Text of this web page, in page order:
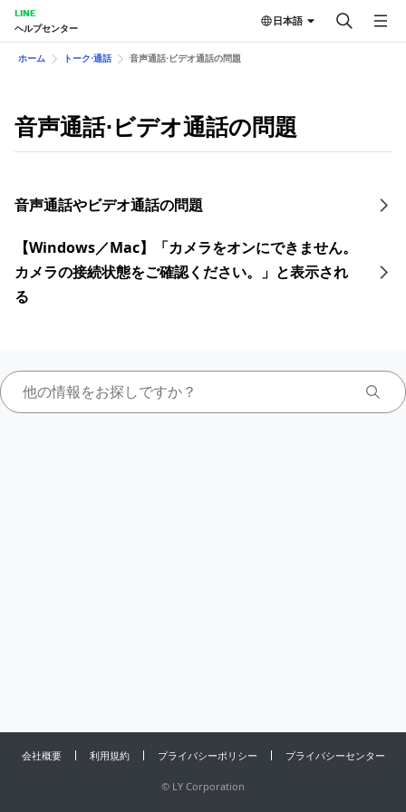
LINE
ヘルプセンター
日本語
ホーム トーク⋅通話 音声通話⋅ビデオ通話の問題
音声通話⋅ビデオ通話の問題
音声通話やビデオ通話の問題
【Windows／Mac】「カメラをオンにできません。
カメラの接続状態をご確認ください。」と表示され
る
会社概要 利用規約 プライバシーポリシー プライバシーセンター
© LY Corporation